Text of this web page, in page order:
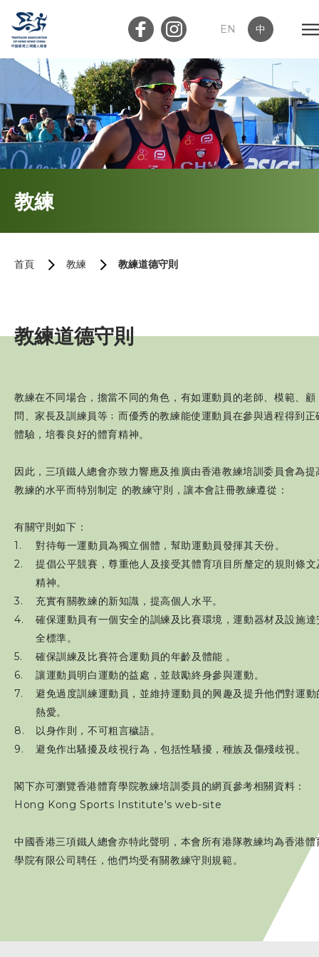
EN 中
會員登入 屬會登入
首頁
三項鐵人代表隊
教練培訓班
教練進修課程
教練註冊
教練道德守則
工作人員
贊助商 / 宣傳
相片及影片
教練
首頁 教練 教練道德守則
教練道德守則
教練在不同場合，擔當不同的角色，有如運動員的老師、模範、顧
問、家長及訓練員等﹔而優秀的教練能使運動員在參與過程得到正
體驗，培養良好的體育精神。
因此，三項鐵人總會亦致力響應及推廣由香港教練培訓委員會為提
教練的水平而特別制定 的教練守則，讓本會註冊教練遵從：
有關守則如下：
對待每一運動員為獨立個體，幫助運動員發揮其天份。
提倡公平競賽，尊重他人及接受其體育項目所釐定的規則條文
精神。
充實有關教練的新知識，提高個人水平。
確保運動員有一個安全的訓練及比賽環境，運動器材及設施達
全標準。
確保訓練及比賽符合運動員的年齡及體能 。
讓運動員明白運動的益處，並鼓勵終身參與運動。
避免過度訓練運動員，並維持運動員的興趣及提升他們對運動
熱愛。
以身作則，不可粗言穢語。
避免作出騷擾及歧視行為，包括性騷擾，種族及傷殘歧視。
閣下亦可瀏覽香港體育學院教練培訓委員的網頁參考相關資料：
Hong Kong Sports Institute's web-site
中國香港三項鐵人總會亦特此聲明，本會所有港隊教練均為香港體
學院有限公司聘任，他們均受有關教練守則規範。